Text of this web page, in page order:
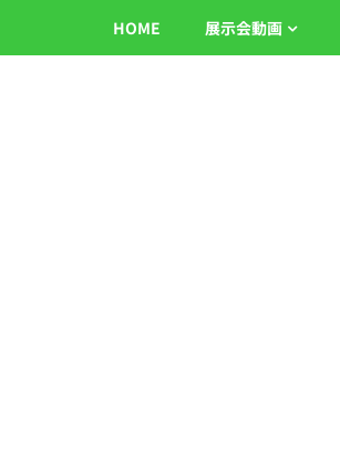
HOME 展示会動画